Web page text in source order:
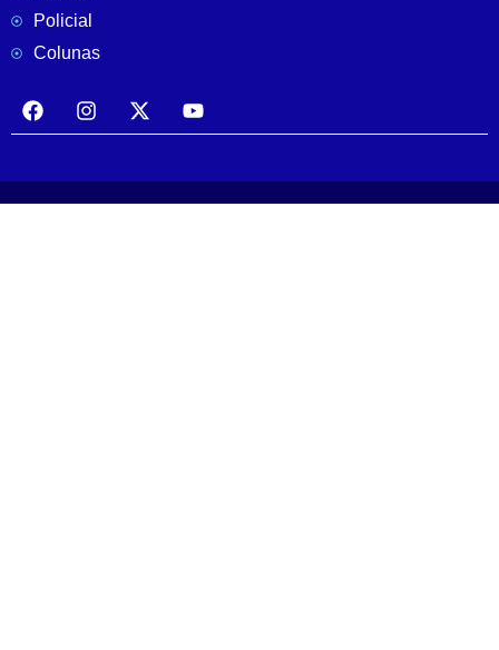
Policial
Colunas